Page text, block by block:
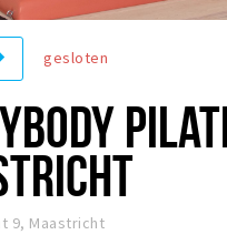
& podia
gesloten
9, Maastricht